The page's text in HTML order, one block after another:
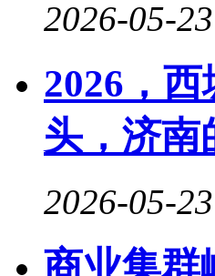
2026-05-23
2026，
头，济南
2026-05-23
商业集